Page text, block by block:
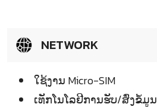
NETWORK
ໃຊ້ງານ Micro-SIM
ເທັກໂນໂລຢີການຮັບ/ສົ່ງຂໍ້ມູນ